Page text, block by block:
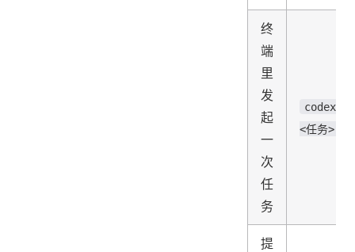
终
端
里
发
起
一
次
任
务
codex "
<任务>"
提